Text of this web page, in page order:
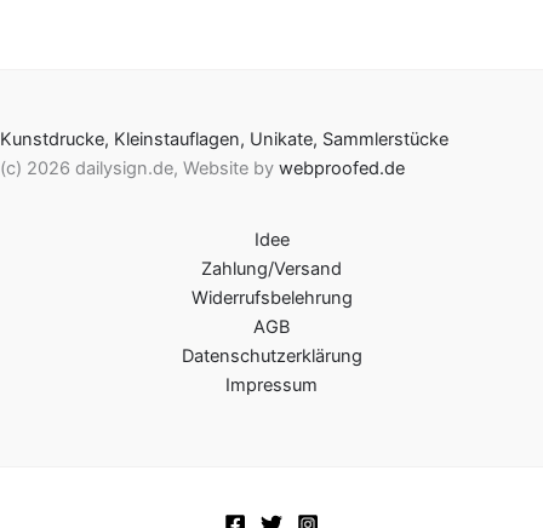
Kunstdrucke, Kleinstauflagen, Unikate, Sammlerstücke
(c) 2026 dailysign.de, Website by webproofed.de
Idee
Zahlung/Versand
Widerrufsbelehrung
AGB
Datenschutzerklärung
Impressum